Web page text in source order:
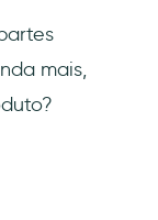
modelo
e
mais,